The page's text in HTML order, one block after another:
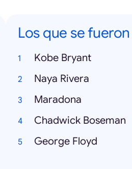
Los que se fueron
Kobe Bryant
Naya Rivera
Maradona
Chadwick Boseman
George Floyd